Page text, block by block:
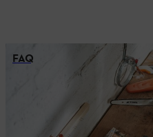
FAQ